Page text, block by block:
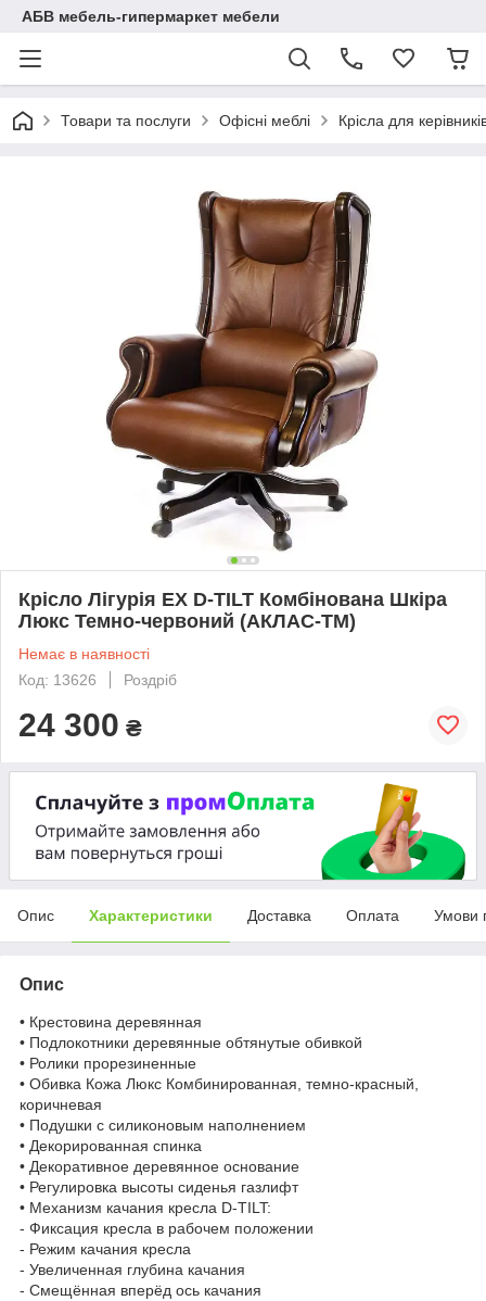
АБВ мебель-гипермаркет мебели
Товари та послуги Офісні меблі Крісла для
Крісло Лігурія EX D-TILT Комбінована Шкіра
Люкс Темно-червоний (АКЛАС-ТМ)
Немає в наявності
Код: 13626
Роздріб
24 300 ₴
Опис Характеристики Доставка Оплата Умови
Опис
• Крестовина деревянная
• Подлокотники деревянные обтянутые обивкой
• Ролики прорезиненные
• Обивка Кожа Люкс Комбинированная, темно-красный,
коричневая
• Подушки с силиконовым наполнением
• Декорированная спинка
• Декоративное деревянное основание
• Регулировка высоты сиденья газлифт
• Механизм качания кресла D-TILT:
- Фиксация кресла в рабочем положении
- Режим качания кресла
- Увеличенная глубина качания
- Смещённая вперёд ось качания